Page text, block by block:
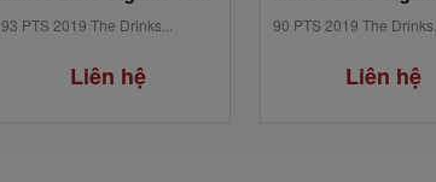
93 PTS 2019 The Drinks...
Liên hệ
90 PTS 2019 The Drinks...
Liên hệ